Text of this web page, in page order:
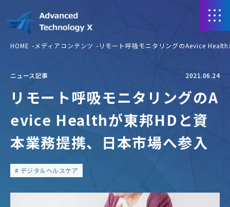
HOME メディアコンテンツ リモート呼吸モニタリングのAevice
ニュース記事 2021.06.24
リモート呼吸モニタリングのA
evice Healthが東邦HDと資
本業務提携、日本市場へ参入
デジタルヘルスケア